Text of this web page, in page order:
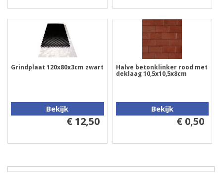
Grindplaat 120x80x3cm zwart
Bekijk
€ 12,50
Halve betonklinker rood met
deklaag 10,5x10,5x8cm
Bekijk
€ 0,50